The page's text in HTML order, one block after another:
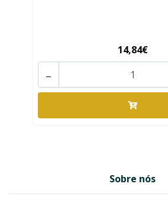
14,84€
-
Sobre nós